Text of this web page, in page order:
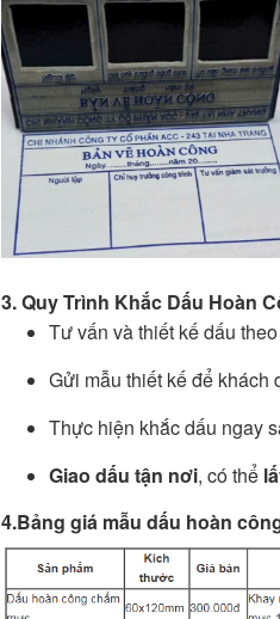
3.Quy Trình Khắc Dấu Hoàn
Tư vấn và thiết kế dấu
Gửi mẫu thiết kế để khách
Thực hiện khắc dấu ngay
Giao dấu tận nơi, có thể
4.Bảng giá mẫu dấu hoàn